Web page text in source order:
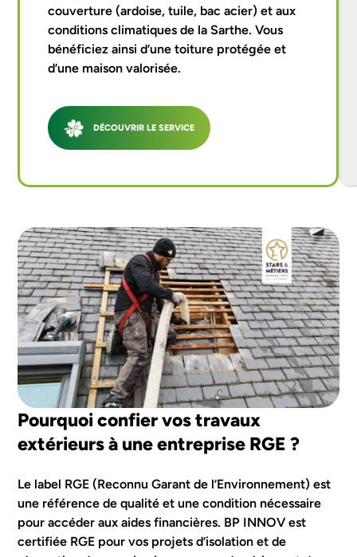
couverture (ardoise, tuile, bac acier) et aux
conditions climatiques de la Sarthe. Vous
bénéficiez ainsi d’une toiture protégée et
d’une maison valorisée.
DÉCOUVRIR LE SERVICE
Pourquoi confier vos travaux
extérieurs à une entreprise RGE ?
Le label RGE (Reconnu Garant de l’Environnement) est
une référence de qualité et une condition nécessaire
pour accéder aux aides financières. BP INNOV est
certifiée RGE pour vos projets d’isolation et de